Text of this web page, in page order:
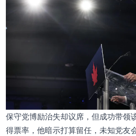
保守党博励治失却议席，但成功带领
得票率，他暗示打算留任，未知党友